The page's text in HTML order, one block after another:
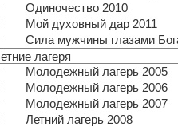
Одиночество 2010
Мой духовный дар 2011
Сила мужчины глазами
лагеря
Молодежный лагерь 2005
Молодежный лагерь 2006
Молодежный лагерь 2007
Летний лагерь 2008